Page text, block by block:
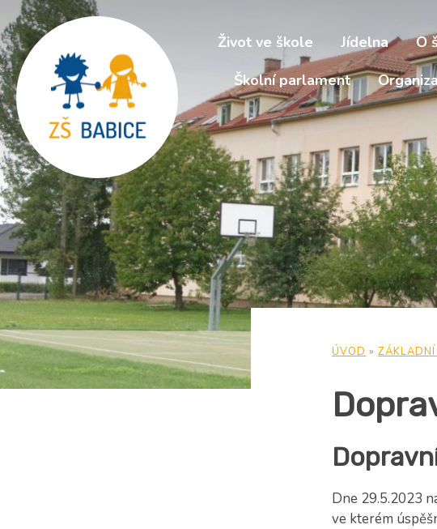
Život ve škole Jídelna O
Školní parlament
ÚVOD »
Dne 29.5.2023
ve kterém